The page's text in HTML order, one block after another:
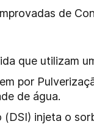
de
que utilizam
por
de água.
(DSI) injeta o